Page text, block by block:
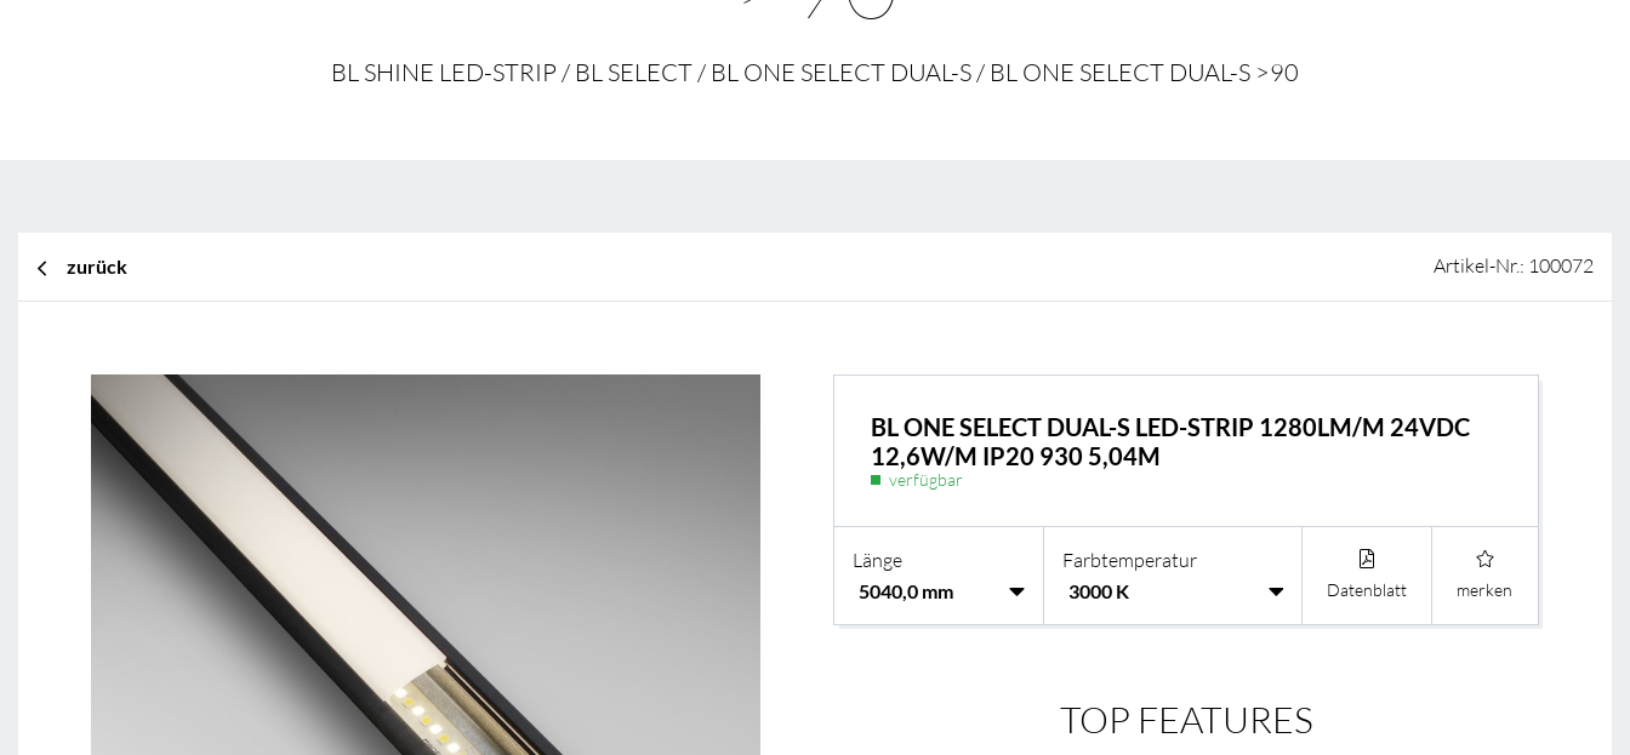
BL Shine XConfig
BL Shine XConfig - Sie stellen Ihr Produkt nach Ihren Wünschen zusammen
BL Shine Netzteile
AGB & Garantiebedingungen
BL SHINE LED-STRIP / BL SELECT / BL ONE SELECT DUAL-S / BL ONE SELECT DUAL-S >90
zurück Artikel-Nr.: 100072
BL ONE SELECT DUAL-S LED-STRIP 1280LM/M 24VDC
12,6W/M IP20 930 5,04M
verfügbar
Länge Farbtemperatur
Datenblatt merken
TOP FEATURES